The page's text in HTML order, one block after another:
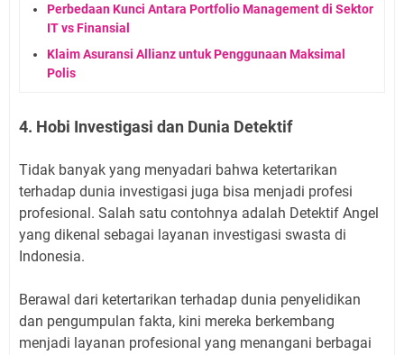
Perbedaan Kunci Antara Portfolio Management di Sektor
IT vs Finansial
Klaim Asuransi Allianz untuk Penggunaan Maksimal
Polis
4. Hobi Investigasi dan Dunia Detektif
Tidak banyak yang menyadari bahwa ketertarikan
terhadap dunia investigasi juga bisa menjadi profesi
profesional. Salah satu contohnya adalah Detektif Angel
yang dikenal sebagai layanan investigasi swasta di
Indonesia.
Berawal dari ketertarikan terhadap dunia penyelidikan
dan pengumpulan fakta, kini mereka berkembang
menjadi layanan profesional yang menangani berbagai